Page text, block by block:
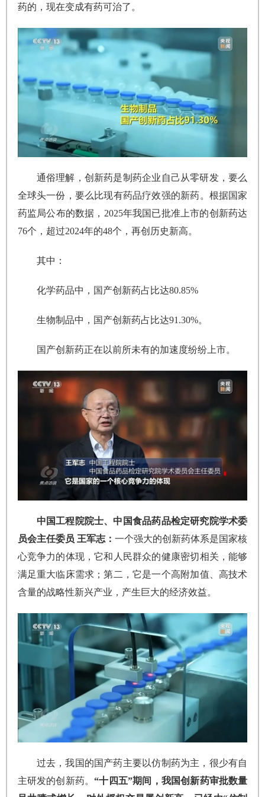
药的，现在变成有药可治了。
通俗理解，创新药是制药企业自己从零研发，要么
全球头一份，要么比现有药品疗效强的新药。根据国家
药监局公布的数据，2025年我国已批准上市的创新药达
76个，超过2024年的48个，再创历史新高。
其中：
化学药品中，国产创新药占比达80.85%
生物制品中，国产创新药占比达91.30%。
国产创新药正在以前所未有的加速度纷纷上市。
中国工程院院士、中国食品药品检定研究院学术委
员会主任委员 王军志： 一个强大的创新药体系是国家核
心竞争力的体现，它和人民群众的健康密切相关，能够
满足重大临床需求；第二，它是一个高附加值、高技术
含量的战略性新兴产业，产生巨大的经济效益。
过去，我国的国产药主要以仿制药为主，很少有自
主研发的创新药。“十四五”期间，我国创新药审批数量